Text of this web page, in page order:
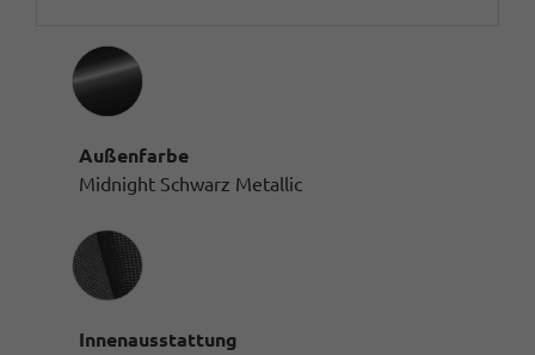
Außenfarbe
Midnight Schwarz Metallic
Innenausstattung
Innenausstattung